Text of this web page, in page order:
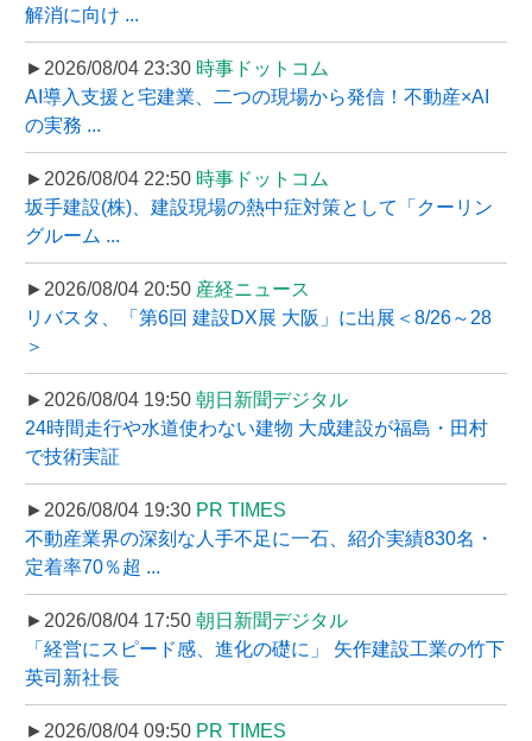
解消に向け ...
►2026/08/04 23:30 時事ドットコム
AI導入支援と宅建業、二つの現場から発信！不動産×AI
の実務 ...
►2026/08/04 22:50 時事ドットコム
坂手建設(株)、建設現場の熱中症対策として「クーリン
グルーム ...
►2026/08/04 20:50 産経ニュース
リバスタ、「第6回 建設DX展 大阪」に出展＜8/26～28
＞
►2026/08/04 19:50 朝日新聞デジタル
24時間走行や水道使わない建物 大成建設が福島・田村
で技術実証
►2026/08/04 19:30 PR TIMES
不動産業界の深刻な人手不足に一石、紹介実績830名・
定着率70％超 ...
►2026/08/04 17:50 朝日新聞デジタル
「経営にスピード感、進化の礎に」 矢作建設工業の竹下
英司新社長
►2026/08/04 09:50 PR TIMES